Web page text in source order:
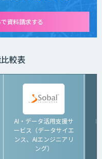
資料請求する
較表
AI・データ活用支援サ
ービス（データサイエ
ンス、AIエンジニアリ
ング）